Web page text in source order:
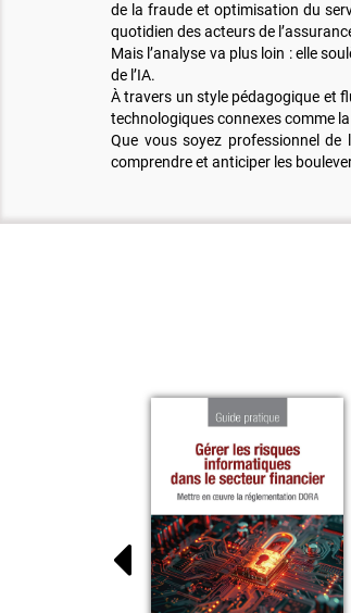
de la fraude et optimisation du
quotidien des acteurs de
Mais l’analyse va plus loin : elle
de l’IA.
À travers un style pédagogique et
technologiques connexes comme
Que vous soyez professionnel de
comprendre et anticiper les